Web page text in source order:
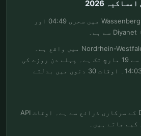
7 اگست 2026 جمعہ کو Wassenberg میں سحری 04:49 اور
Wassenberg ریاست Nordrhein-Westfalen میں واقع ہے۔
رمضان 2026 18 فروری سے 19 مارچ تک ہے۔ پہلے دن روزے کی
مدت: 12:10، آخری دن: 14:03۔ اوقات 30 دنوں میں بدلتے
امساکیہ ڈیٹا Diyanet کے سرکاری ذرائع سے ہے۔ اوقات API
جاتے ہیں۔